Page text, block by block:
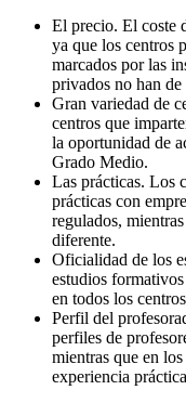
El precio. El coste
ya que los centros
marcados por las
privados no han de
Gran variedad de
centros que
la oportunidad de
Grado Medio.
Las prácticas. Los
prácticas con
regulados,
diferente.
Oficialidad de los
estudios
en todos los
Perfil del
perfiles de
mientras que en
experiencia